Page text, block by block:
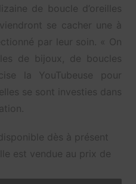
de boucle d’oreilles
se cacher une à
par leur soin. « On
de bijoux, de boucles
la YouTubeuse pour
se sont investies dans
dès à présent
est vendue au prix de